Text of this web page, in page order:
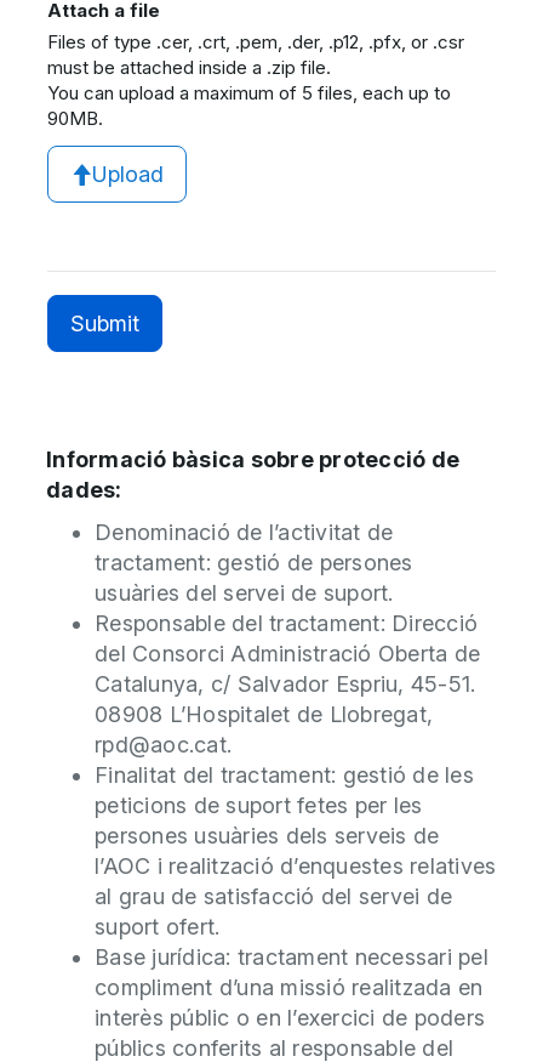
Attach a file
Files of type .cer, .crt, .pem, .der, .p12, .pfx, or .csr
must be attached inside a .zip file.
You can upload a maximum of 5 files, each up to
90MB.
Upload
Informació bàsica sobre protecció de
dades:
Denominació de l’activitat de
tractament: gestió de persones
usuàries del servei de suport.
Responsable del tractament: Direcció
del Consorci Administració Oberta de
Catalunya, c/ Salvador Espriu, 45-51.
08908 L’Hospitalet de Llobregat,
rpd@aoc.cat.
Finalitat del tractament: gestió de les
peticions de suport fetes per les
persones usuàries dels serveis de
l’AOC i realització d’enquestes relatives
al grau de satisfacció del servei de
suport ofert.
Base jurídica: tractament necessari pel
compliment d’una missió realitzada en
interès públic o en l’exercici de poders
públics conferits al responsable del